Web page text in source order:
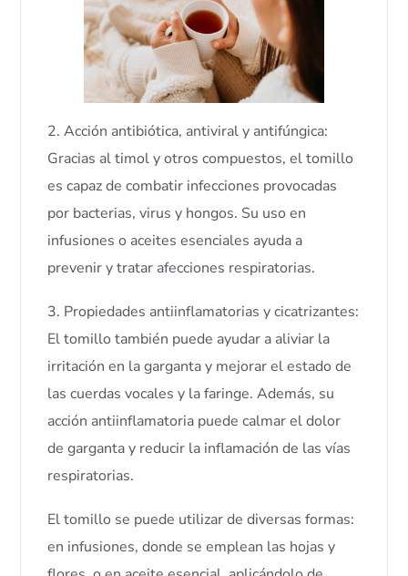
2. Acción antibiótica, antiviral y antifúngica:
Gracias al timol y otros compuestos, el tomillo
es capaz de combatir infecciones provocadas
por bacterias, virus y hongos. Su uso en
infusiones o aceites esenciales ayuda a
prevenir y tratar afecciones respiratorias.
3. Propiedades antiinflamatorias y cicatrizantes:
El tomillo también puede ayudar a aliviar la
irritación en la garganta y mejorar el estado de
las cuerdas vocales y la faringe. Además, su
acción antiinflamatoria puede calmar el dolor
de garganta y reducir la inflamación de las vías
respiratorias.
El tomillo se puede utilizar de diversas formas:
en infusiones, donde se emplean las hojas y